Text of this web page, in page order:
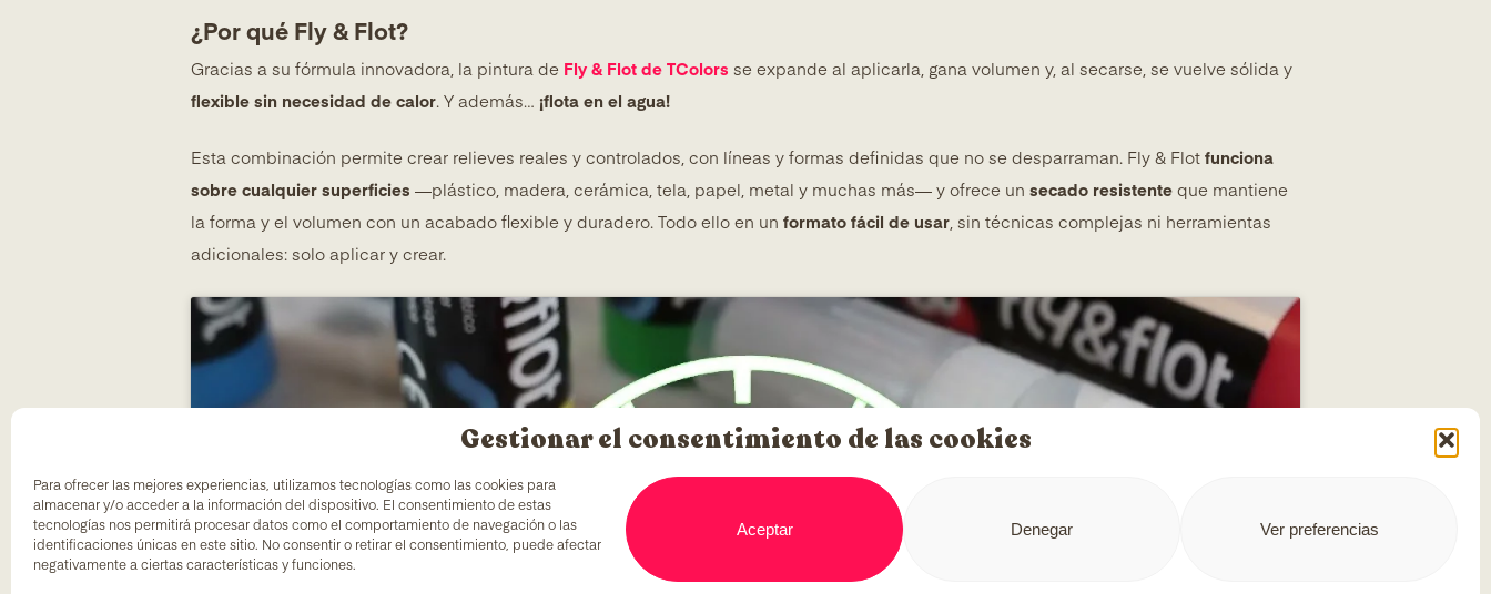
Gestionar el consentimiento de las cookies
Para ofrecer las mejores experiencias, utilizamos tecnologías como las cookies para
almacenar y/o acceder a la información del dispositivo. El consentimiento de estas
tecnologías nos permitirá procesar datos como el comportamiento de navegación o las
identificaciones únicas en este sitio. No consentir o retirar el consentimiento, puede afectar
negativamente a ciertas características y funciones.
Aceptar Denegar Ver preferencias
¿Por qué Fly & Flot?
Gracias a su fórmula innovadora, la pintura de Fly & Flot de TColors se expande al aplicarla, gana volumen y, al secarse, se vuelve sólida y
flexible sin necesidad de calor. Y además… ¡flota en el agua!
Esta combinación permite crear relieves reales y controlados, con líneas y formas definidas que no se desparraman. Fly & Flot funciona
sobre cualquier superficies —plástico, madera, cerámica, tela, papel, metal y muchas más— y ofrece un secado resistente que mantiene
la forma y el volumen con un acabado flexible y duradero. Todo ello en un formato fácil de usar, sin técnicas complejas ni herramientas
adicionales: solo aplicar y crear.